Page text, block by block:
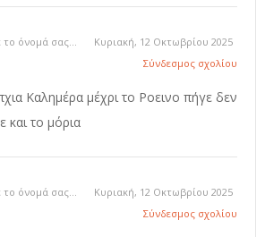
το όνομά σας...
Κυριακή, 12 Οκτωβρίου 2025
Σύνδεσμος σχολίου
Καλημέρα μέχρι το Ροεινο πήγε δεν
και το μόρια
το όνομά σας...
Κυριακή, 12 Οκτωβρίου 2025
Σύνδεσμος σχολίου